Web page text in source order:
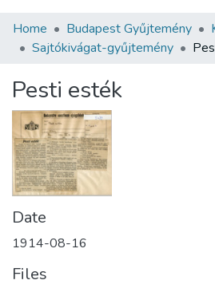
Communities & Collections
Statistics
About us
Home Budapest Gyűjtemény
Sajtókivágat-gyűjtemény
Pesti esték
Date
1914-08-16
Files